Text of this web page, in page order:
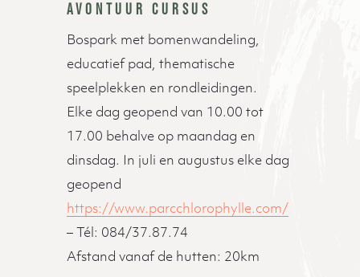
AVONTUUR CURSUS
Bospark met bomenwandeling,
educatief pad, thematische
speelplekken en rondleidingen.
Elke dag geopend van 10.00 tot
17.00 behalve op maandag en
dinsdag. In juli en augustus elke dag
geopend
https://www.parcchlorophylle.com/
– Tél: 084/37.87.74
Afstand vanaf de hutten: 20km